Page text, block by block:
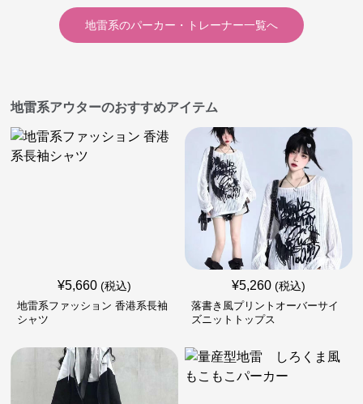
地雷系のパーカー・トレーナー一覧へ
地雷系アウターのおすすめアイテム
¥5,660 (税込)
地雷系ファッション 香港系長袖
シャツ
¥5,260 (税込)
落書き風プリントオーバーサイ
ズニットトップス